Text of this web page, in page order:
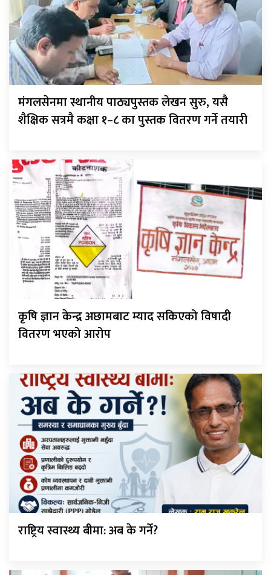
मंगलसेनमा स्थानीय पाठ्यपुस्तक लेखन सुरु, यसै
शैक्षिक सत्रमै कक्षा १–८ का पुस्तक वितरण गर्ने तयारी
कृषि ज्ञान केन्द्र अछामबाट म्याद सकिएको विषादी
वितरण भएको आरोप
राष्ट्रिय स्वास्थ्य बीमा: अब के गर्ने?